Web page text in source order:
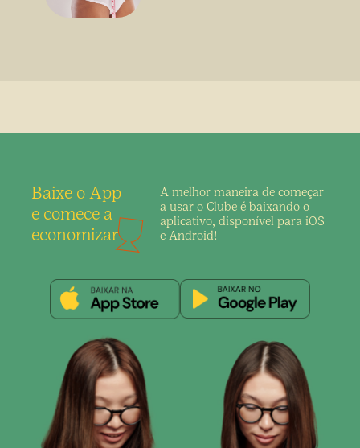
Baixe o App
e comece a
economizar
A melhor maneira de começar
a usar o Clube é baixando o
aplicativo, disponível para iOS
e Android!